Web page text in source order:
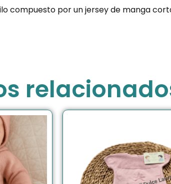
compuesto por un jersey de manga